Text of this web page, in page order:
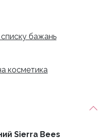
бажань
косметика
Sierra Bees